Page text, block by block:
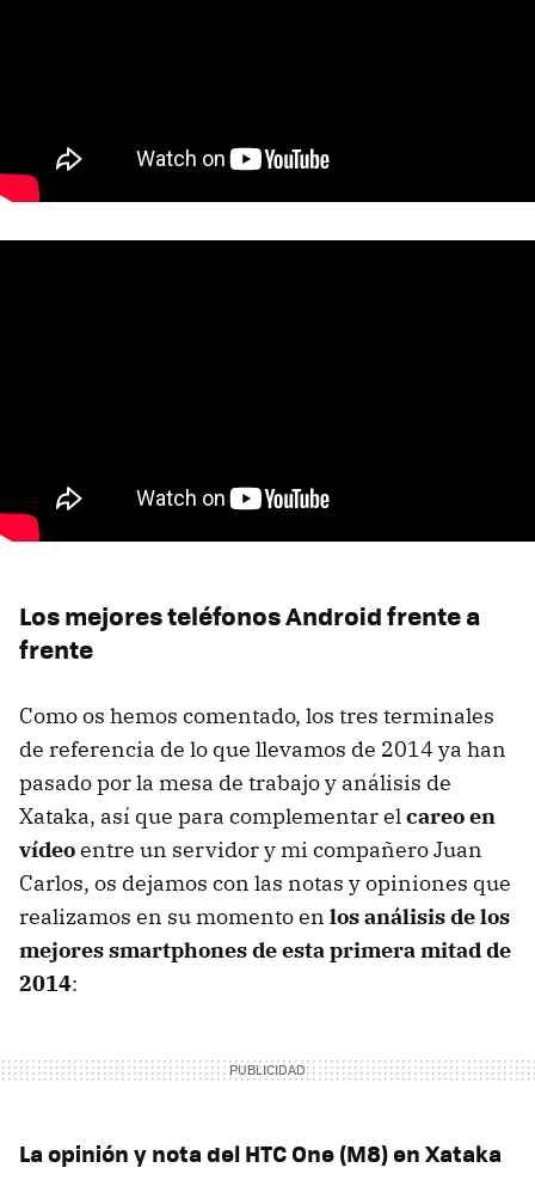
Los mejores teléfonos Android frente a
frente
Como os hemos comentado, los tres terminales
de referencia de lo que llevamos de 2014 ya han
pasado por la mesa de trabajo y análisis de
Xataka, así que para complementar elcareo en
vídeoentre un servidor y mi compañero Juan
Carlos, os dejamos con las notas y opiniones que
realizamos en su momento en los análisis de los
mejores smartphones de esta primera mitad de
2014:
La opinión y nota del HTC One (M8) en Xataka